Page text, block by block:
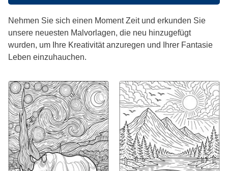
Nehmen Sie sich einen Moment Zeit und erkunden Sie
unsere neuesten Malvorlagen, die neu hinzugefügt
wurden, um Ihre Kreativität anzuregen und Ihrer Fantasie
Leben einzuhauchen.